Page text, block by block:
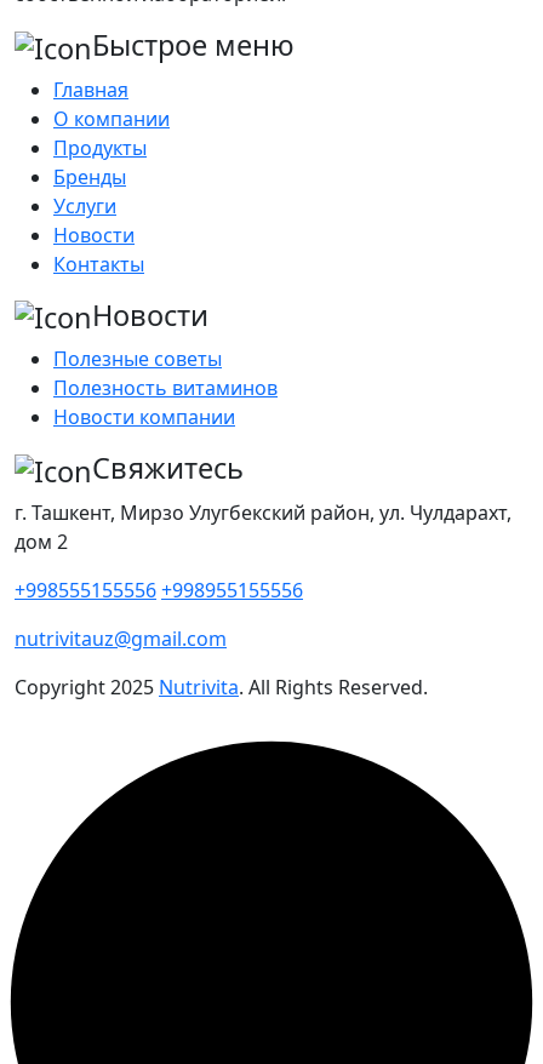
Быстрое меню
Главная
О компании
Продукты
Бренды
Услуги
Новости
Контакты
Новости
Полезные советы
Полезность витаминов
Новости компании
Свяжитесь
г. Ташкент, Мирзо Улугбекский район, ул. Чулдарахт,
дом 2
+998555155556+998955155556
nutrivitauz@gmail.com
Copyright2025 Nutrivita. All Rights Reserved.